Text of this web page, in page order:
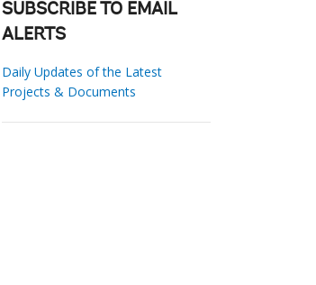
SUBSCRIBE TO EMAIL
ALERTS
Daily Updates of the Latest
Projects & Documents